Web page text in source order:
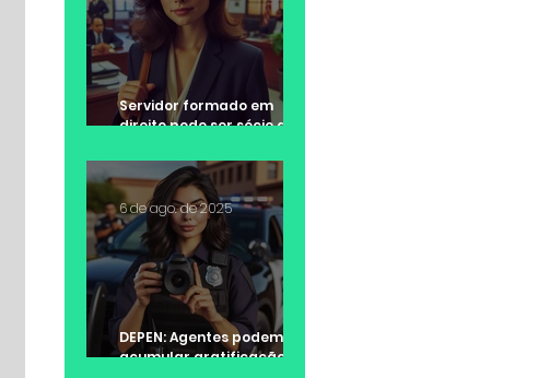
Servidor formado em
direito pode ser sócio de
DEPEN: Agentes podem
acumular gratificação de
6 de ago. de 2025